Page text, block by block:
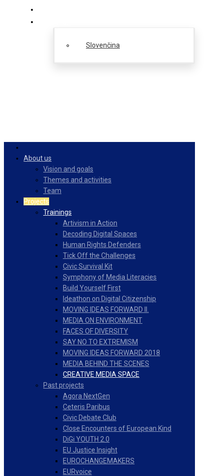
Slovenčina
About us
Vision and goals
Themes and activities
Team
Projects
Trainings
Artivism in Action
Decoding Digital Spaces
Human Rights Defenders
Tick Off the Challenges
Civic Survival Kit
Symphony of Media Literacies
Build Yourself First
Ideathon on Digital Citizenship
MOVING IDEAS FORWARD II.
MEDIA ON ENVIRONMENT
FACES OF DIVERSITY
SAY NO TO EXTREMISM
MOVING IDEAS FORWARD 2018
MEDIA BEHIND THE SCENES
CREATIVE MEDIA SPACE
Past projects
Agora NextGen
Ceteris Paribus
Civic Debate Club
Close Encounters of European Kind
DiGi YOUTH 2.0
EU Justice Insight
EUROCHANGEMAKERS
EURvoice